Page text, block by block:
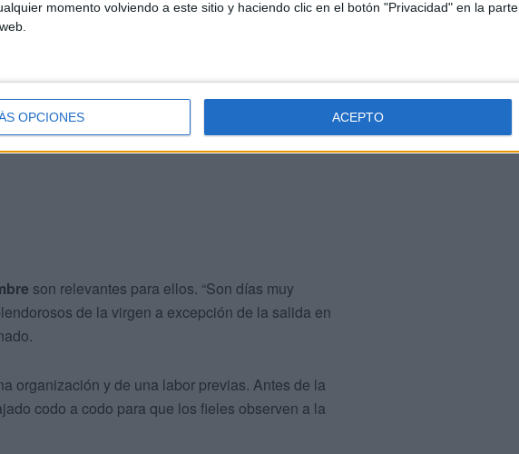
momento volviendo a este sitio y haciendo clic en el botón "Privacidad" en la parte
OPCIONES ACEPTO
parte “El equipo de capataces, la Junta de
la hicieron”, ha añadido.
son relevantes para ellos. “Son días muy
de la virgen a excepción de la salida en
organización y de una labor previas. Antes de la
codo a codo para que los fieles observen a la